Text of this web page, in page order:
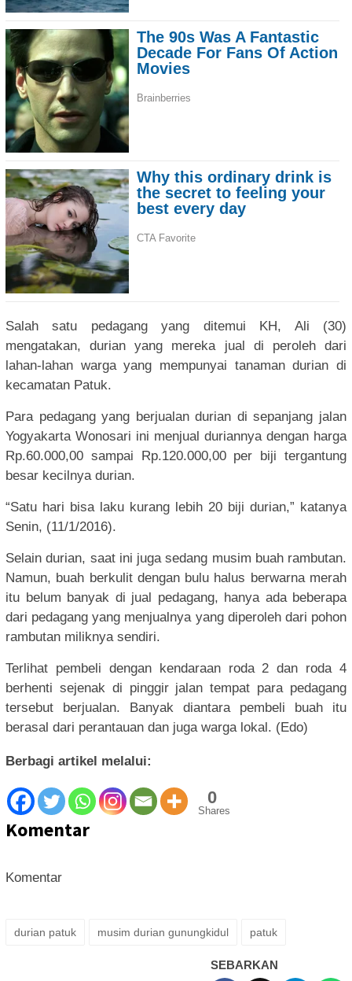
Salah satu pedagang yang ditemui KH, Ali (30)
mengatakan, durian yang mereka jual di peroleh dari
lahan-lahan warga yang mempunyai tanaman durian di
kecamatan Patuk.
Para pedagang yang berjualan durian di sepanjang jalan
Yogyakarta Wonosari ini menjual duriannya dengan harga
Rp.60.000,00 sampai Rp.120.000,00 per biji tergantung
besar kecilnya durian.
“Satu hari bisa laku kurang lebih 20 biji durian,” katanya
Senin, (11/1/2016).
Selain durian, saat ini juga sedang musim buah rambutan.
Namun, buah berkulit dengan bulu halus berwarna merah
itu belum banyak di jual pedagang, hanya ada beberapa
dari pedagang yang menjualnya yang diperoleh dari pohon
rambutan miliknya sendiri.
Terlihat pembeli dengan kendaraan roda 2 dan roda 4
berhenti sejenak di pinggir jalan tempat para pedagang
tersebut berjualan. Banyak diantara pembeli buah itu
berasal dari perantauan dan juga warga lokal. (Edo)
Berbagi artikel melalui:
0
Shares
Komentar
Komentar
durian patuk musim durian gunungkidul patuk
SEBARKAN